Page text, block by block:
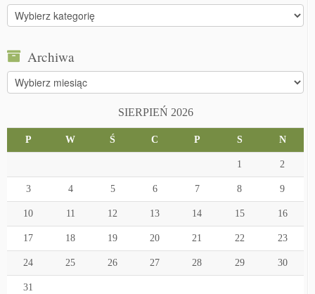
Kategorie
Archiwa
Archiwa
SIERPIEŃ 2026
P W Ś C P S N
1 2
3 4 5 6 7 8 9
10 11 12 13 14 15 16
17 18 19 20 21 22 23
24 25 26 27 28 29 30
31